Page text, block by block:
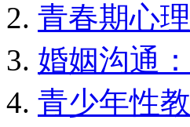
青春期心
婚姻沟通
青少年性